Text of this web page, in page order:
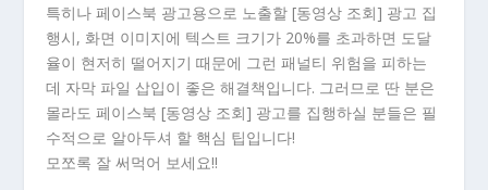
특히나 페이스북 광고용으로 노출할 [동영상 조회] 광고 집
행시, 화면 이미지에 텍스트 크기가 20%를 초과하면 도달
율이 현저히 떨어지기 때문에 그런 패널티 위험을 피하는
데 자막 파일 삽입이 좋은 해결책입니다. 그러므로 딴 분은
몰라도 페이스북 [동영상 조회] 광고를 집행하실 분들은 필
수적으로 알아두셔 할 핵심 팁입니다!
모쪼록 잘 써먹어 보세요!!